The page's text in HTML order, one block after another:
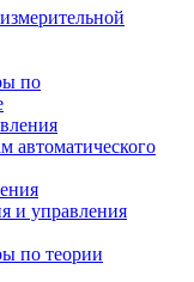
по
автоматического
и управления
по теории